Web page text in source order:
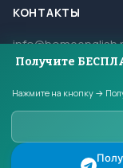
КОНТАКТЫ
ВКонтакте
© 2005–2026
Получите
Нажмите на кнопку →